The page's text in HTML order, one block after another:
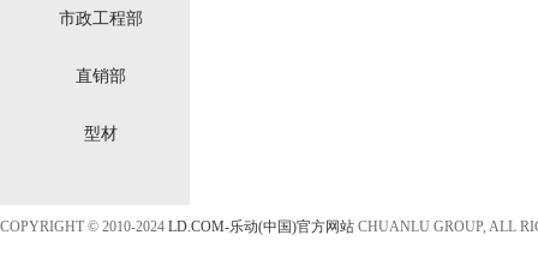
市政工程部
直销部
型材
COPYRIGHT © 2010-2024 LD.COM-乐动(中国)官方网站 CHUANLU GROUP, ALL